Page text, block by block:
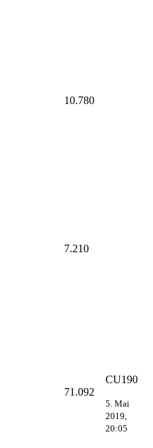
10.780
7.210
71.092
CU190
5. Mai
2019,
20:05